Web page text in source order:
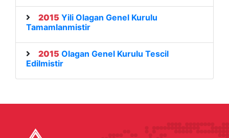
2015 Yili Olagan Genel Kurulu
Tamamlanmistir
2015 Olagan Genel Kurulu Tescil
Edilmistir